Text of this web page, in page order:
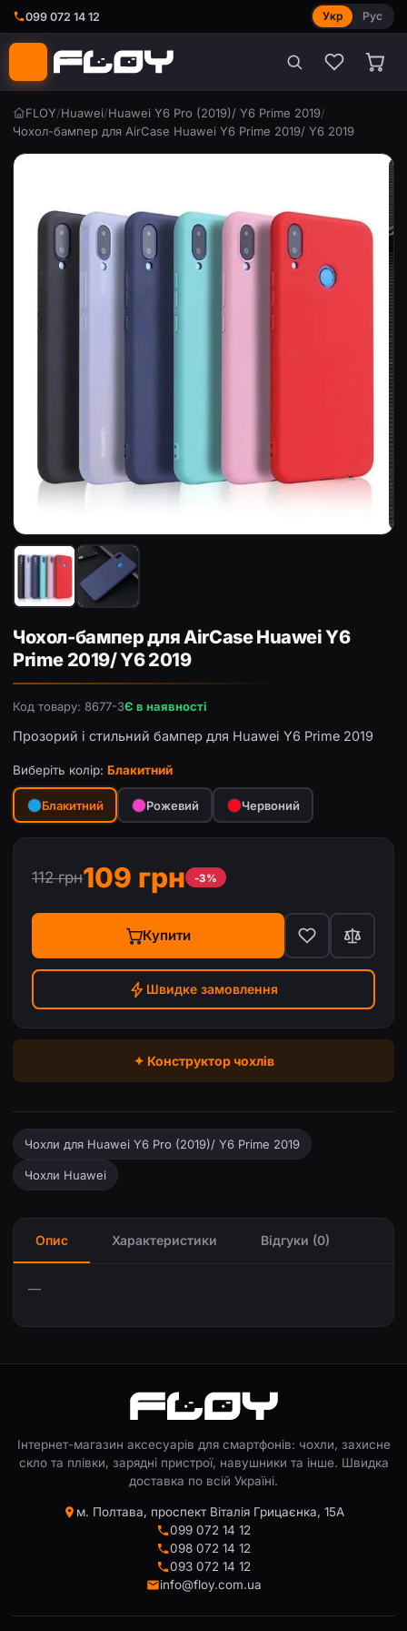
099 072 14 12 Укр Рус
FLOY/Huawei/Huawei Y6 Pro (2019)/ Y6 Prime 2019/
Чохол-бампер для AirCase Huawei Y6 Prime 2019/ Y6 2019
Чохол-бампер для AirCase Huawei Y6 Prime 2019/ Y6
Чохол-бампер для AirCase Huawei Y6
Prime 2019/ Y6 2019
Код товару: 8677-3Є в наявності
Прозорий і стильний бампер для Huawei Y6 Prime 2019
Виберіть колір: Блакитний
Блакитний Рожевий Червоний
112 грн109 грн -3%
Купити
Швидке замовлення
✦ Конструктор чохлів
Чохли для Huawei Y6 Pro (2019)/ Y6 Prime 2019
Чохли Huawei
Опис Характеристики Відгуки (0)
—
Інтернет-магазин аксесуарів для смартфонів: чохли, захисне
скло та плівки, зарядні пристрої, навушники та інше. Швидка
доставка по всій Україні.
м. Полтава, проспект Віталія Грицаєнка, 15А
099 072 14 12
098 072 14 12
093 072 14 12
info@floy.com.ua